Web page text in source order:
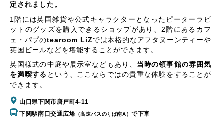
定されました。
1階には英国雑貨や公式キャラクターとなったピーターラビ
ットのグッズを購入できるショップがあり、2階にあるカフ
ェ・パプのtearoom LiZでは本格的なアフタヌーンティーや
英国ビールなどを堪能することができます。
英国様式の中庭や展示室などもあり、 当時の領事館の雰囲気
を満喫する という、ここならではの貴重な体験をすることが
できます。
山口県下関市唐戸町4-11
下関駅南口交通広場 （高速バスのりば南A）で下車